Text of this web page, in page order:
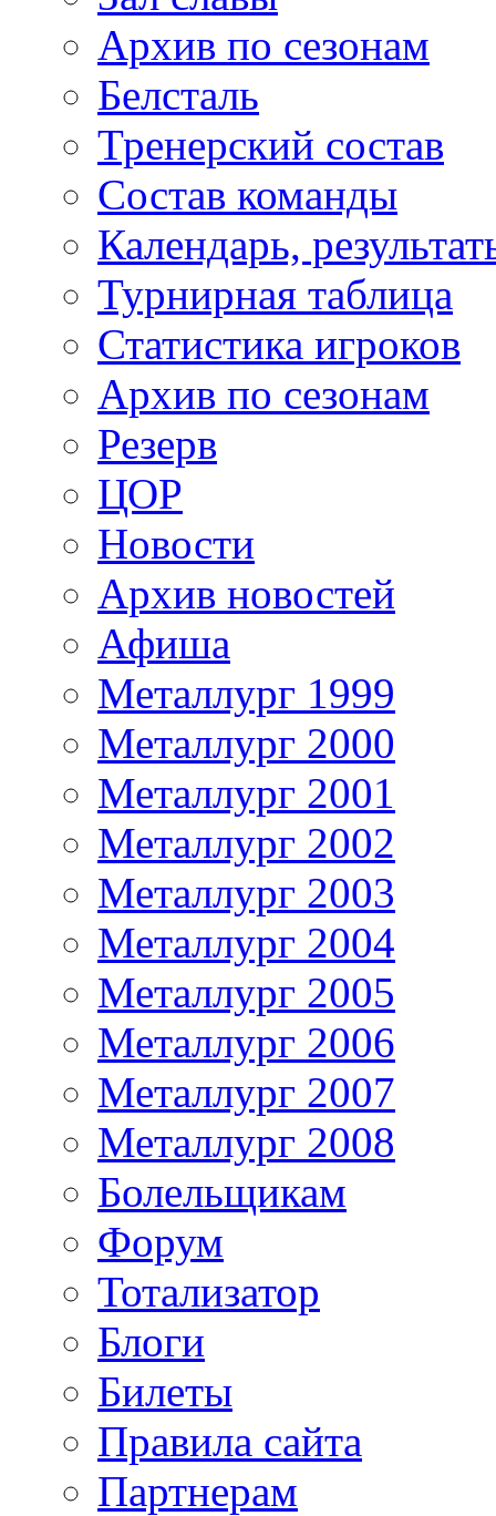
Архив по сезонам
Белсталь
Тренерский состав
Состав команды
Календарь,
Турнирная таблица
Статистика игроков
Архив по сезонам
Резерв
ЦОР
Новости
Архив новостей
Афиша
Металлург 1999
Металлург 2000
Металлург 2001
Металлург 2002
Металлург 2003
Металлург 2004
Металлург 2005
Металлург 2006
Металлург 2007
Металлург 2008
Болельщикам
Форум
Тотализатор
Блоги
Билеты
Правила сайта
Партнерам